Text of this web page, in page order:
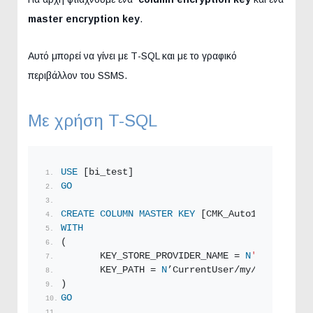
master encryption key.
Αυτό μπορεί να γίνει με Τ-SQL και με το γραφικό
περιβάλλον του SSMS.
Με χρήση T-SQL
USE [bi_test]
GO
CREATE COLUMN MASTER KEY [CMK_Auto1]
WITH
(
       KEY_STORE_PROVIDER_NAME =
N
       KEY_PATH =
N ’CurrentUser/my/
)
GO